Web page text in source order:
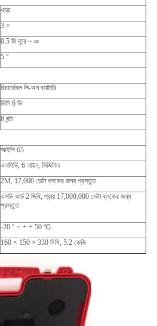
খাড়া
3 ×
0.5 মি দূরে ~ ∞
5 °
রিচার্জেবল লি-অন ব্যাটারি
ডিসি 6 ভি
8 ঘন্টা
আইপি 65
এলসিডি, 6 লাইন, ডিজিটাল
2M, 17,000 ডেটা ব্লকের জন্য প্রস্তুত
এসডি কার্ড 2 জিবি, প্রায় 17,000,000 ডেটা ব্লকের জন্য
প্রস্তুত
-20 ° ~ + + 50 ℃
160 × 150 × 330 মিমি, 5.2 কেজি